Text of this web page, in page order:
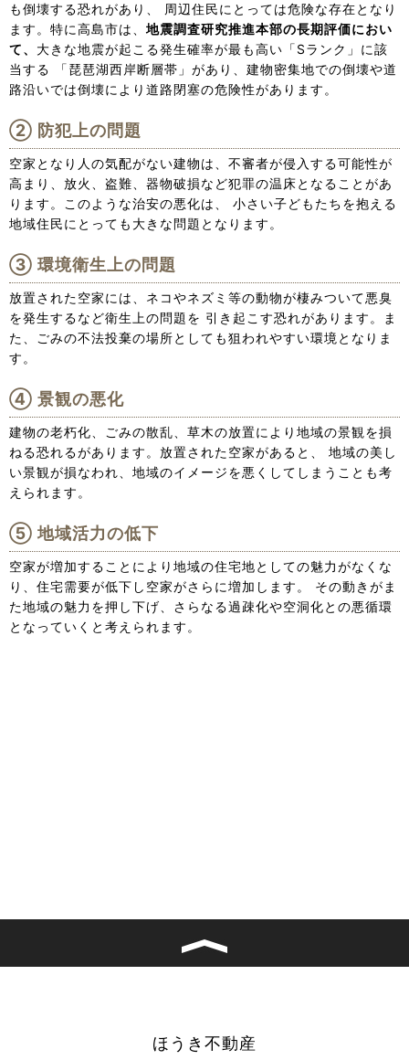
も倒壊する恐れがあり、 周辺住民にとっては危険な存在となり
ます。特に高島市は、 地震調査研究推進本部の長期評価におい
て、 大きな地震が起こる発生確率が最も高い「Sランク」に該
当する 「琵琶湖西岸断層帯」があり、建物密集地での倒壊や道
路沿いでは倒壊により道路閉塞の危険性があります。
防犯上の問題
空家となり人の気配がない建物は、不審者が侵入する可能性が
高まり、放火、盗難、器物破損など犯罪の温床となることがあ
ります。このような治安の悪化は、 小さい子どもたちを抱える
地域住民にとっても大きな問題となります。
環境衛生上の問題
放置された空家には、ネコやネズミ等の動物が棲みついて悪臭
を発生するなど衛生上の問題を 引き起こす恐れがあります。ま
た、ごみの不法投棄の場所としても狙われやすい環境となりま
す。
景観の悪化
建物の老朽化、ごみの散乱、草木の放置により地域の景観を損
ねる恐れるがあります。放置された空家があると、 地域の美し
い景観が損なわれ、地域のイメージを悪くしてしまうことも考
えられます。
地域活力の低下
空家が増加することにより地域の住宅地としての魅力がなくな
り、住宅需要が低下し空家がさらに増加します。 その動きがま
た地域の魅力を押し下げ、さらなる過疎化や空洞化との悪循環
となっていくと考えられます。
ほうき不動産